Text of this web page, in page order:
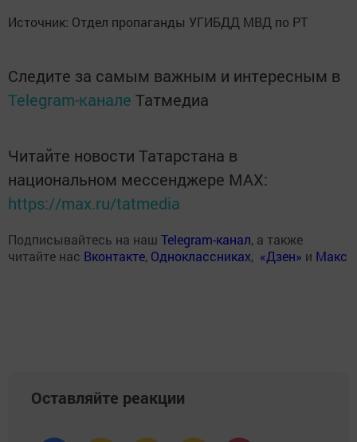
Источник: Отдел пропаганды УГИБДД МВД по РТ
Следите за самым важным и интересным в
Telegram-канале Татмедиа
Читайте новости Татарстана в
национальном мессенджере MАХ:
https://max.ru/tatmedia
Подписывайтесь на наш Telegram-канал, а также
читайте нас Вконтакте, Одноклассниках, «Дзен» и Макс
Оставляйте реакции